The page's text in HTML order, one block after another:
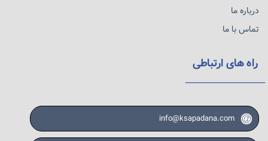
در صنعت‌های فیلم، تلویزیون، مد، طراحی گرافیک و طراحی
داخلی.
درباره ما
تماس با ما
راه های ارتباطی
info@ksapadana.com